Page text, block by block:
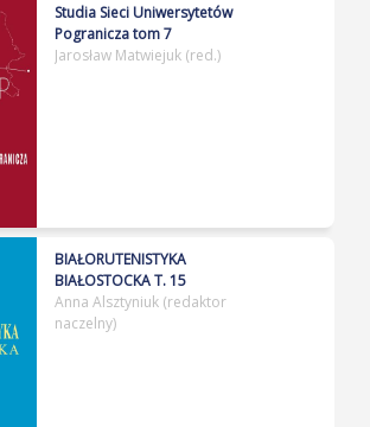
Studia Sieci Uniwersytetów
Pogranicza tom 7
Jarosław Matwiejuk (red.)
BIAŁORUTENISTYKA
BIAŁOSTOCKA T. 15
Anna Alsztyniuk (redaktor
naczelny)